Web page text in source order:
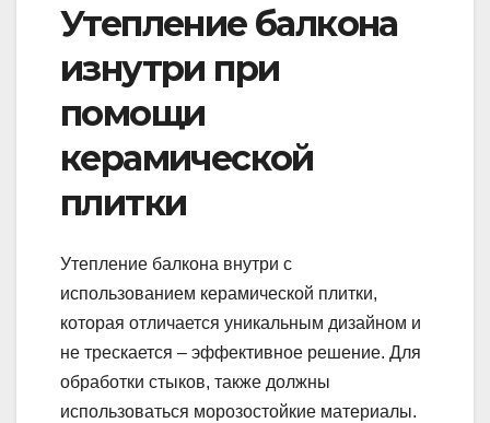
Утепление балкона
изнутри при
помощи
керамической
плитки
Утепление балкона внутри с
использованием керамической плитки,
которая отличается уникальным дизайном и
не трескается – эффективное решение. Для
обработки стыков, также должны
использоваться морозостойкие материалы.